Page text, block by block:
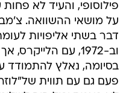
פילוסופי, והעיד לא
על מושאי ההשוואה.
וב-1972, עם
בסיומה, נאלץ
פעם גם עם תווית